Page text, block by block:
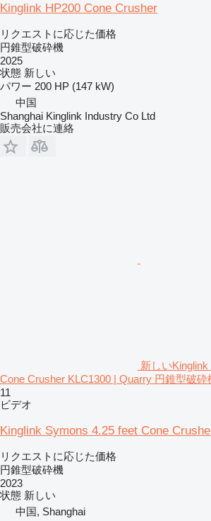
Kinglink HP200 Cone Crusher
リクエストに応じた価格
円錐型破砕機
2025
状態 新しい
パワー 200 HP (147 kW)
中国
Shanghai Kinglink Industry Co Ltd
販売会社に連絡
新しい
Cone Crusher KLC1300 | Quarry 円錐型破砕
11
ビデオ
Kinglink Symons 4.25 feet Cone
リクエストに応じた価格
円錐型破砕機
2023
状態 新しい
中国, Shanghai